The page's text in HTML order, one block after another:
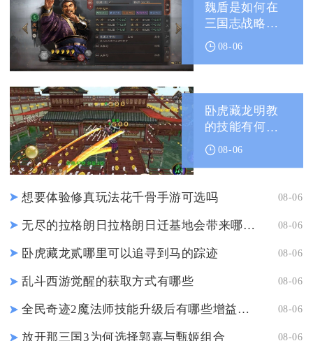
魏盾是如何在
三国志战略版
中获得的
08-06
卧虎藏龙明教
的技能有何优
势 08-06
想要体验修真玩法花千骨手游可选吗 08-06
无尽的拉格朗日拉格朗日迁基地会带来哪些潜在危险 08-06
卧虎藏龙贰哪里可以追寻到马的踪迹 08-06
乱斗西游觉醒的获取方式有哪些 08-06
全民奇迹2魔法师技能升级后有哪些增益效果 08-06
放开那三国3为何选择郭嘉与甄姬组合 08-06